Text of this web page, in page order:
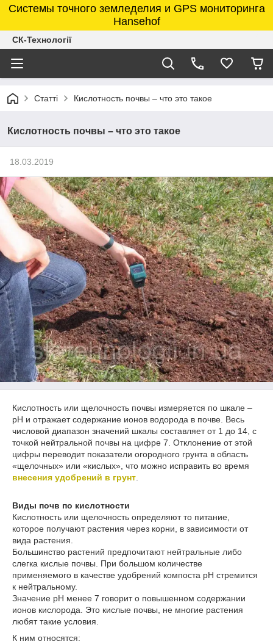
Системы точного земледелия и GPS мониторинга
Hansehof
СК-Технології
Статті Кислотность почвы – что это такое
Кислотность почвы – что это такое
18.03.2019
Кислотность или щелочность почвы измеряется по шкале –
pH и отражает содержание ионов водорода в почве. Весь
числовой диапазон значений шкалы составляет от 1 до 14, с
точкой нейтральной почвы на цифре 7. Отклонение от этой
цифры переводит показатели огородного грунта в область
«щелочных» или «кислых», что можно исправить во время
внесения удобрений в грунт
Виды почв по кислотности
Кислотность или щелочность определяют то питание,
которое получают растения через корни, в зависимости от
вида растения.
Большинство растений предпочитают нейтральные либо
слегка кислые почвы. При большом количестве
применяемого в качестве удобрений компоста pH стремится
к нейтральному.
Значение pH менее 7 говорит о повышенном содержании
ионов кислорода. Это кислые почвы, не многие растения
любят такие условия.
К ним относятся: